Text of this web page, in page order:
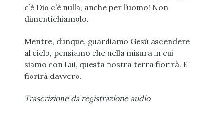
c’è Dio c’è nulla, anche per l’uomo! Non
dimentichiamolo.
Mentre, dunque, guardiamo Gesù ascendere
al cielo, pensiamo che nella misura in cui
siamo con Lui, questa nostra terra fiorirà. E
fiorirà davvero.
Trascrizione da registrazione audio